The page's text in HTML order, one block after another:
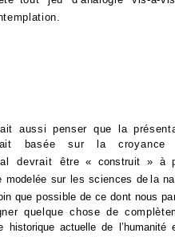
aussi penser que la
basée sur la croyance
devrait être « construit » à
modelée sur les sciences de la
que possible de ce dont nous
quelque chose de
historique actuelle de l’humanité